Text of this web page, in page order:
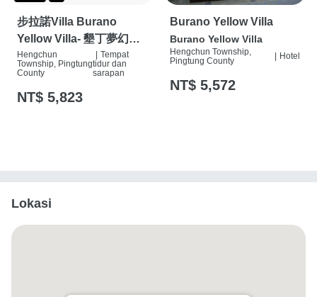
步拉諾Villa Burano
Yellow Villa- 墾丁夢幻島
度假別墅
Hengchun
Township, Pingtung
County
Tempat
tidur dan
sarapan
NT$ 5,823
Burano Yellow Villa
Burano Yellow Villa
Hengchun Township,
Pingtung County
Hotel
NT$ 5,572
Lokasi